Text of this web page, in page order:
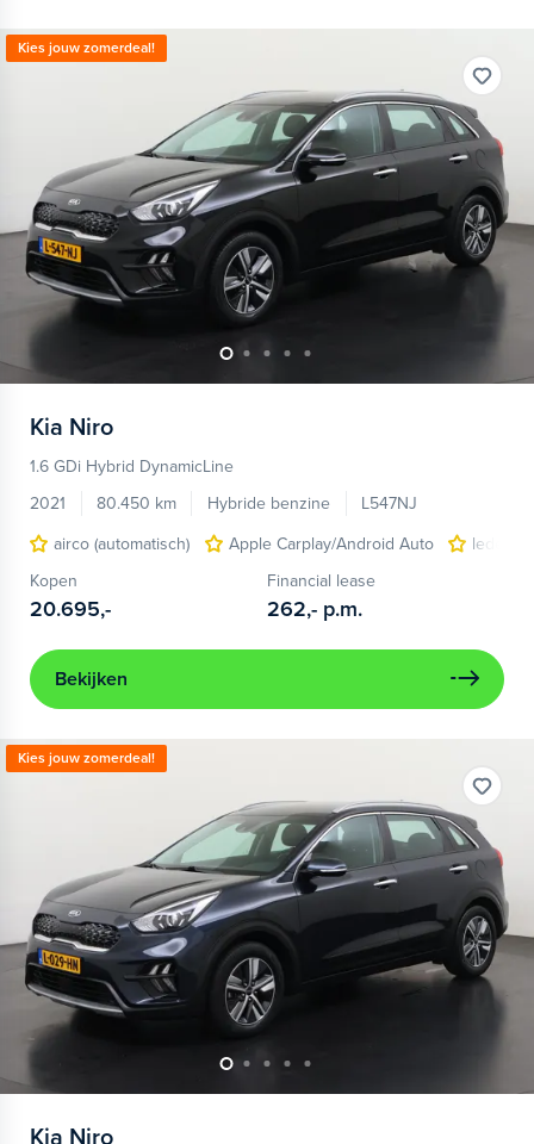
Kies jouw zomerdeal!
Kia Niro
1.6 GDi Hybrid DynamicLine
2021
80.450 km Hybride benzine
L547NJ
airco (automatisch)
Apple Carplay/Android Auto
Kopen
20.695,-
Financial lease
262,- p.m.
Bekijken
Kies jouw zomerdeal!